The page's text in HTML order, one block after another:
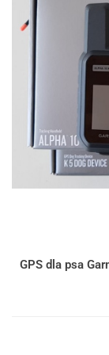
GPS dla psa